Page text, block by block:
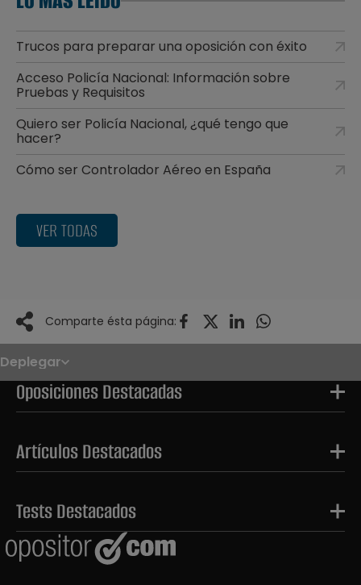
Trucos para preparar una oposición con éxito
Acceso Policía Nacional: Información sobre
Pruebas y Requisitos
Quiero ser Policía Nacional, ¿qué tengo que
hacer?
Cómo ser Controlador Aéreo en España
VER TODAS
Comparte ésta página:
Deplegar
Noticias
Oposiciones
Convocatorias
Paso paso
Oposiciones Destacadas
Artículos Destacados
Tests Destacados